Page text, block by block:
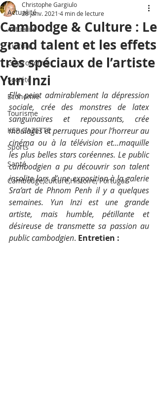
Actualité
Actualité
Culture
Gastronomie
Société
Economie
Tourisme
KEP GAZETTE
Sports
Santé
Cambodge,Culture,Histoire, Portugal
Cambodge & Culture : Le
grand talent et les effets
très spéciaux de l’artiste
Yun Inzi
Christophe Gargiulo
28 janv. 2021 4 min de lecture
Elle peint admirablement la dépression
sociale, crée des monstres de latex
sanguinaires et repoussants, crée
moulages et perruques pour l’horreur au
cinéma ou à la télévision et...maquille
les plus belles stars coréennes. Le public
cambodgien a pu découvrir son talent
insolite lors d’une exposition à la galerie
Sra’art de Phnom Penh il y a quelques
semaines. Yun Inzi est une grande
artiste, mais humble, pétillante et
désireuse de transmette sa passion au
public cambodgien. Entretien :